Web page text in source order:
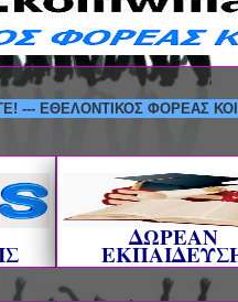
ΦΟΡΕΑΣ
ΔΩΡΕΑΝ